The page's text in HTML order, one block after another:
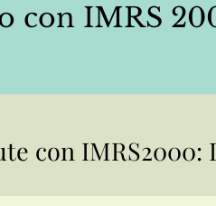
con IMRS
con IMRS2000: